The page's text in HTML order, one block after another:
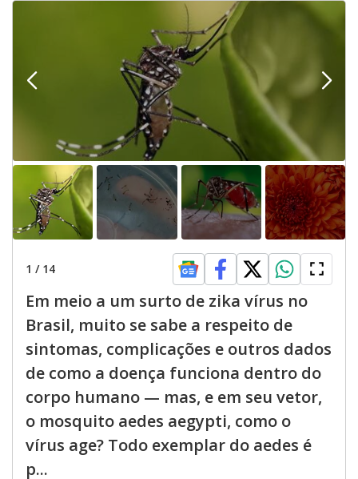
1 / 14
Em meio a um surto de zika vírus no
Brasil, muito se sabe a respeito de
sintomas, complicações e outros dados
de como a doença funciona dentro do
corpo humano — mas, e em seu vetor,
o mosquito aedes aegypti, como o
vírus age? Todo exemplar do aedes é
p...